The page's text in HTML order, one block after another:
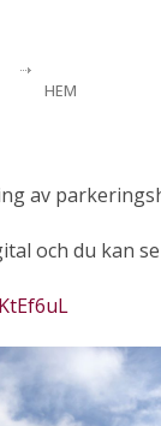
HEM
av
och du kan